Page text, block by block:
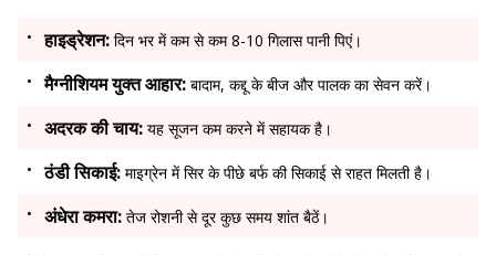
हाइड्रेशन: दिन भर में कम से कम 8-10 गिलास पानी पिएं।
मैग्नीशियम युक्त आहार: बादाम, कद्दू के बीज और पालक का सेवन करें।
अदरक की चाय: यह सूजन कम करने में सहायक है।
ठंडी सिकाई: माइग्रेन में सिर के पीछे बर्फ की सिकाई से राहत मिलती है।
अंधेरा कमरा: तेज रोशनी से दूर कुछ समय शांत बैठें।